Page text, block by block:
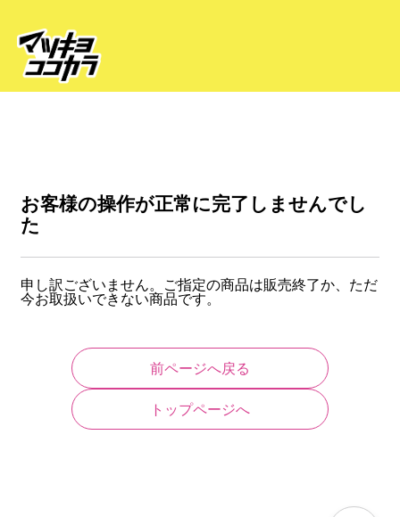
お客様の操作が正常に完了しませんでし
た
申し訳ございません。ご指定の商品は販売終了か、ただ
今お取扱いできない商品です。
前ページへ戻る
トップページへ